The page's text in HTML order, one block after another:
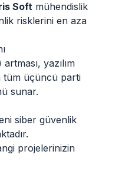
Soft mühendislik
risklerini en aza
yazılım
tüm üçüncü parti
sunar.
siber güvenlik
projelerinizin